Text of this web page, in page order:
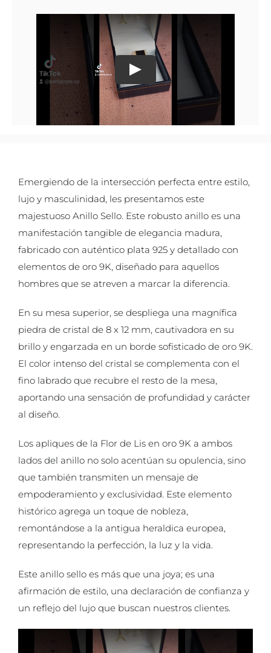
Emergiendo de la intersección perfecta entre estilo,
lujo y masculinidad, les presentamos este
majestuoso Anillo Sello. Este robusto anillo es una
manifestación tangible de elegancia madura,
fabricado con auténtico plata 925 y detallado con
elementos de oro 9K, diseñado para aquellos
hombres que se atreven a marcar la diferencia.
En su mesa superior, se despliega una magnífica
piedra de cristal de 8 x 12 mm, cautivadora en su
brillo y engarzada en un borde sofisticado de oro 9K.
El color intenso del cristal se complementa con el
fino labrado que recubre el resto de la mesa,
aportando una sensación de profundidad y carácter
al diseño.
Los apliques de la Flor de Lis en oro 9K a ambos
lados del anillo no solo acentúan su opulencia, sino
que también transmiten un mensaje de
empoderamiento y exclusividad. Este elemento
histórico agrega un toque de nobleza,
remontándose a la antigua heraldica europea,
representando la perfección, la luz y la vida.
Este anillo sello es más que una joya; es una
afirmación de estilo, una declaración de confianza y
un reflejo del lujo que buscan nuestros clientes.